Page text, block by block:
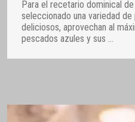
Para el recetario dominical
seleccionado una variedad
deliciosos, aprovechan al
pescados azules y sus …